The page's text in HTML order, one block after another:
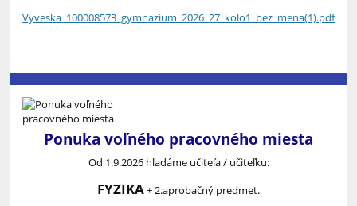
Vyveska_100008573_gymnazium_2026_27_kolo1_bez_mena(1).pdf
Ponuka voľného pracovného miesta
Od 1.9.2026 hľadáme učiteľa / učiteľku:
FYZIKA+ 2.aprobačný predmet.